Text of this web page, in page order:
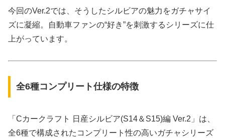
今回のVer.2では、そうしたシルビアの魅力をガチャサイ
ズに凝縮。自動車ファンの“好き”を刺激するシリーズに仕
上がっています。
全6種コンプリート仕様の特徴
「Cカークラフト 日産シルビア(S14＆S15)編 Ver.2」は、
全6種で構成されたコンプリート性の高いガチャシリーズ